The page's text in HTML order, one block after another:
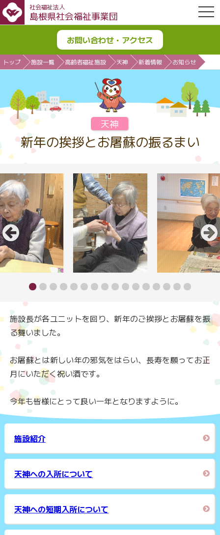
社会福祉法人
島根県社会福祉事業団
お問い合わせ・アクセス
トップ 施設一覧 高齢者福祉施設 天神 新着情報 お知らせ
天神
新年の挨拶とお屠蘇の振るまい
施設長が各ユニットを回り、新年のご挨拶とお屠蘇を振
る舞いました。
お屠蘇とは新しい年の邪気をはらい、長寿を願ってお正
月にいただく祝い酒です。
今年も皆様にとって良い一年となりますように。
施設紹介
天神への入所について
天神への短期入所について